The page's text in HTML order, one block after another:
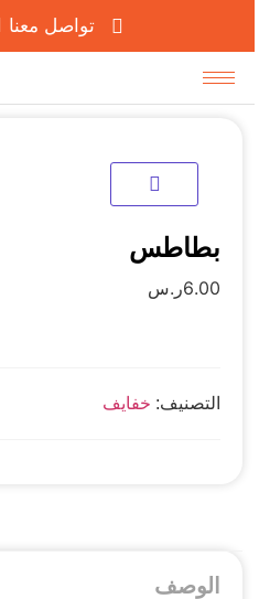
تواصل معنا
بطاطس
6.00ر.س
التصنيف: خفايف
الوصف